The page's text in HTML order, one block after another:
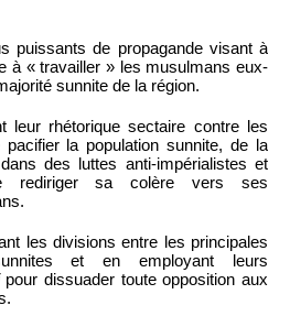
puissants de propagande visant à
à « travailler » les musulmans eux-
sunnite de la région.
leur rhétorique sectaire contre les
pacifier la population sunnite, de la
des luttes anti-impérialistes et
rediriger sa colère vers ses
les divisions entre les principales
et en employant leurs
pour dissuader toute opposition aux